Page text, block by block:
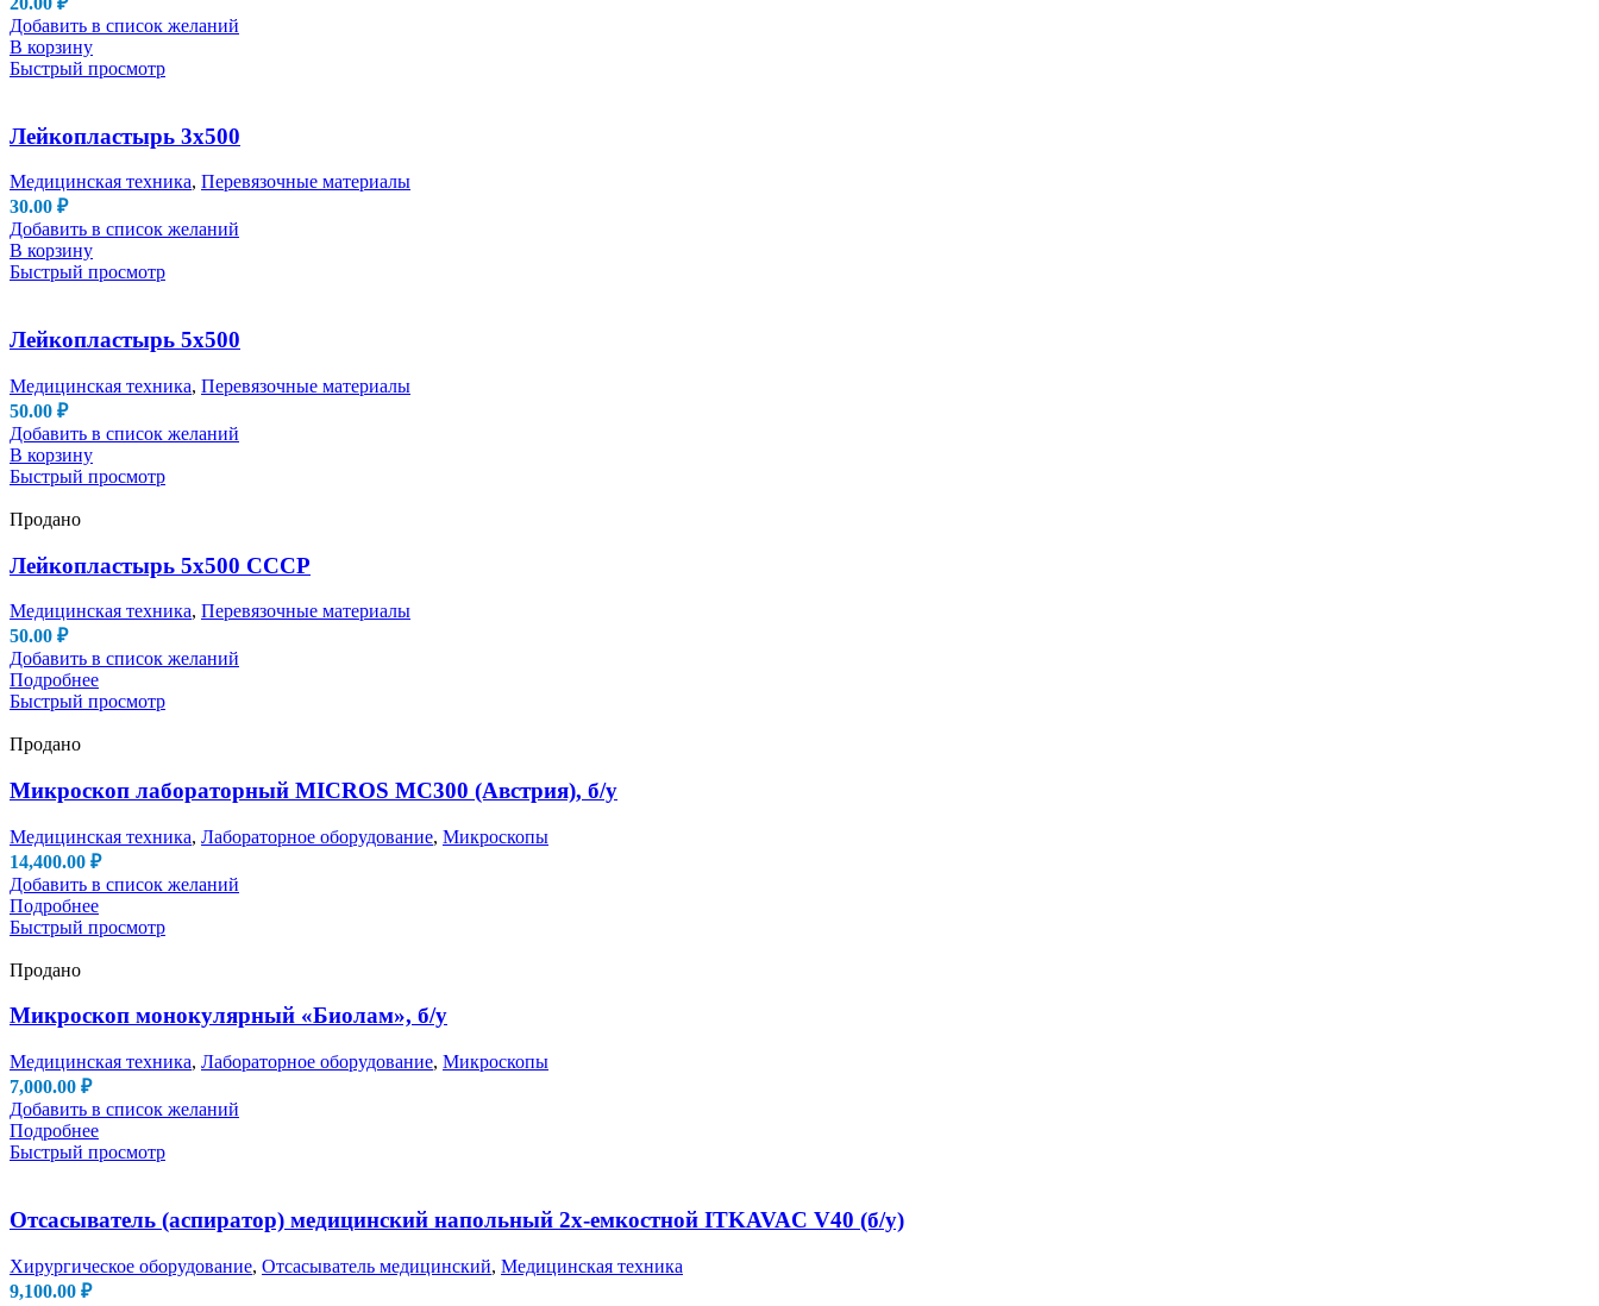
Добавить в список желаний
В корзину
Быстрый просмотр
Лейкопластырь 3х500
Медицинская техника, Перевязочные материалы
30.00 ₽
Добавить в список желаний
В корзину
Быстрый просмотр
Лейкопластырь 5х500
Медицинская техника, Перевязочные материалы
50.00 ₽
Добавить в список желаний
В корзину
Быстрый просмотр
Продано
Лейкопластырь 5х500 СССР
Медицинская техника, Перевязочные материалы
50.00 ₽
Добавить в список желаний
Подробнее
Быстрый просмотр
Продано
Микроскоп лабораторный MICROS MC300 (Австрия), б/у
Медицинская техника, Лабораторное оборудование, Микроскопы
14,400.00 ₽
Добавить в список желаний
Подробнее
Быстрый просмотр
Продано
Микроскоп монокулярный «Биолам», б/у
Медицинская техника, Лабораторное оборудование, Микроскопы
7,000.00 ₽
Добавить в список желаний
Подробнее
Быстрый просмотр
Отсасыватель (аспиратор) медицинский напольный 2х-емкостной ITKAVAC V40 (б/у)
Хирургическое оборудование, Отсасыватель медицинский, Медицинская техника
9,100.00 ₽